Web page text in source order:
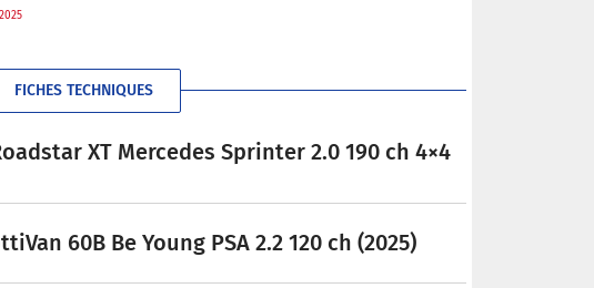
FICHES TECHNIQUES
XT Mercedes Sprinter 2.0 190 ch 4×4
60B Be Young PSA 2.2 120 ch (2025)